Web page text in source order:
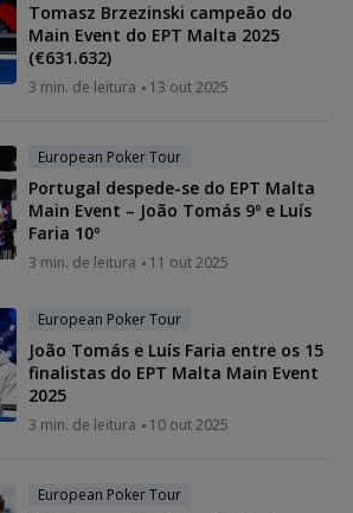
Tomasz Brzezinski campeão do
Main Event do EPT Malta 2025
(€631.632)
3 min. de leitura 13 out 2025
European Poker Tour
Portugal despede-se do EPT Malta
Main Event – João Tomás 9º e Luís
Faria 10º
3 min. de leitura 11 out 2025
European Poker Tour
João Tomás e Luís Faria entre os 15
finalistas do EPT Malta Main Event
2025
3 min. de leitura 10 out 2025
European Poker Tour